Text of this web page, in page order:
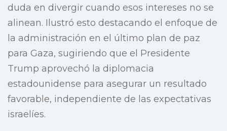
duda en divergir cuando esos intereses no se
alinean. Ilustró esto destacando el enfoque de
la administración en el último plan de paz
para Gaza, sugiriendo que el Presidente
Trump aprovechó la diplomacia
estadounidense para asegurar un resultado
favorable, independiente de las expectativas
israelíes.